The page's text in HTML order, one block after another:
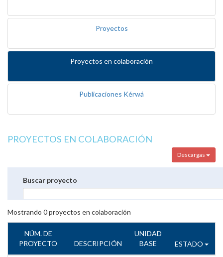
Proyectos
Proyectos en colaboración
Publicaciones Kérwá
PROYECTOS EN COLABORACIÓN
Descargas
Buscar proyecto
Mostrando 0proyectos en colaboración
NÚM. DE
PROYECTO
DESCRIPCIÓN
UNIDAD
BASE
ESTADO